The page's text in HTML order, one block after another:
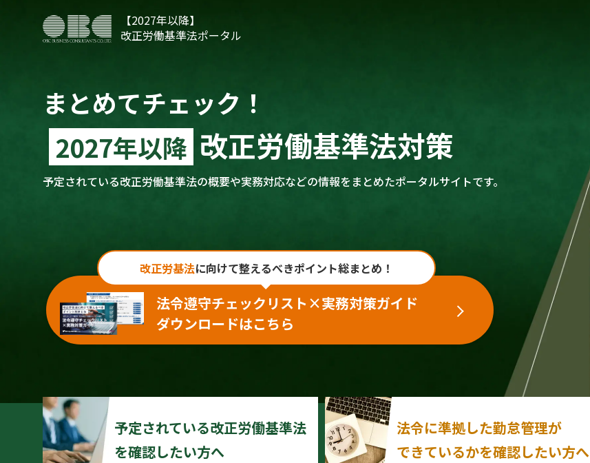
【2027年以降】
改正労働基準法ポータル
まとめてチェック！
2027年以降 改正労働基準法対策
予定されている改正労働基準法の概要や実務対応などの情報をまとめたポータルサイトです。
改正労基法に向けて整えるべきポイント総まとめ！
法令遵守チェックリスト×実務対策ガイド
ダウンロードはこちら
予定されている改正労働基準法
を確認したい方へ
法令に準拠した勤怠管理が
できているかを確認したい方へ